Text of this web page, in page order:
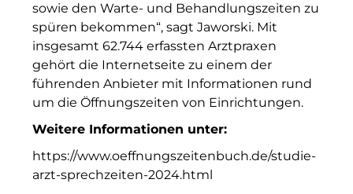
Malerei & Auftragsmalerei Nikolaus Kriese
MünchenBau
Munich Airport Business Park
Münchner Wohnen
Münchner Wohnen
National Center for Waste Management
sowie den Warte- und Behandlungszeiten zu
spüren bekommen“, sagt Jaworski. Mit
insgesamt 62.744 erfassten Arztpraxen
gehört die Internetseite zu einem der
führenden Anbieter mit Informationen rund
um die Öffnungszeiten von Einrichtungen.
Weitere Informationen unter:
https://www.oeffnungszeitenbuch.de/studie-
arzt-sprechzeiten-2024.html